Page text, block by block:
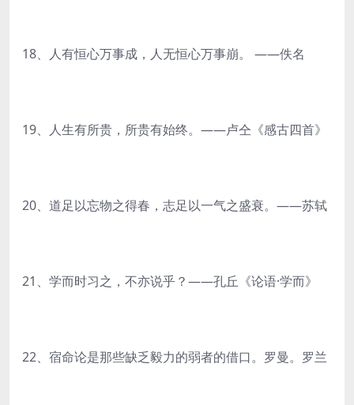
18、人有恒心万事成，人无恒心万事崩。 ——佚名
19、人生有所贵，所贵有始终。——卢仝《感古四首》
20、道足以忘物之得春，志足以一气之盛衰。——苏轼
21、学而时习之，不亦说乎？——孔丘《论语·学而》
22、宿命论是那些缺乏毅力的弱者的借口。罗曼。罗兰